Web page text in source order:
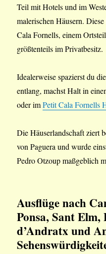
Teil mit Hotels und im
malerischen Häusern.
Cala Fornells, einem
größtenteils im Privatbesitz.
Idealerweise spazierst du
entlang, machst Halt in
oder imPetit Cala Fornells
Die Häuserlandschaft ziert
von Paguera und wurde
Pedro Otzoup maßgeblich
Ausflüge nach
Ponsa, Sant Elm,
d’Andratx und